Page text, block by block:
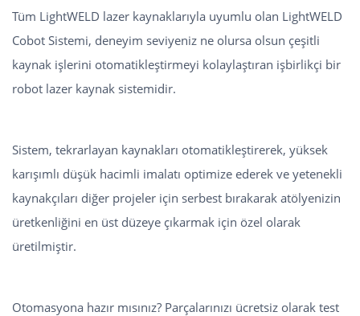
Tüm LightWELD lazer kaynaklarıyla uyumlu olan LightWELD
Cobot Sistemi, deneyim seviyeniz ne olursa olsun çeşitli
kaynak işlerini otomatikleştirmeyi kolaylaştıran işbirlikçi bir
robot lazer kaynak sistemidir.
Sistem, tekrarlayan kaynakları otomatikleştirerek, yüksek
karışımlı düşük hacimli imalatı optimize ederek ve yetenekli
kaynakçıları diğer projeler için serbest bırakarak atölyenizin
üretkenliğini en üst düzeye çıkarmak için özel olarak
üretilmiştir.
Otomasyona hazır mısınız? Parçalarınızı ücretsiz olarak test